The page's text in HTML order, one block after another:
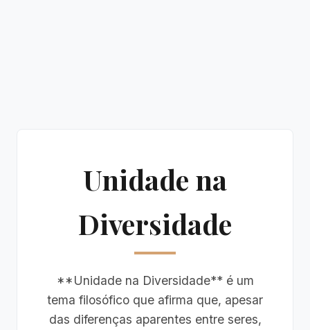
Unidade na
Diversidade
**Unidade na Diversidade** é um
tema filosófico que afirma que, apesar
das diferenças aparentes entre seres,